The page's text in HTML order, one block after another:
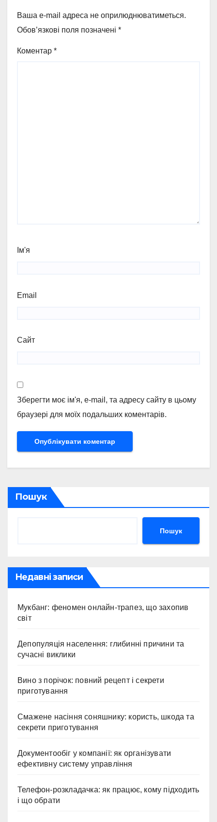
Ваша e-mail адреса не оприлюднюватиметься.
Обов’язкові поля позначені *
Коментар *
Ім'я
Email
Сайт
Зберегти моє ім'я, e-mail, та адресу сайту в цьому
браузері для моїх подальших коментарів.
Пошук
Пошук
Недавні записи
Мукбанг: феномен онлайн-трапез, що захопив
світ
Депопуляція населення: глибинні причини та
сучасні виклики
Вино з порічок: повний рецепт і секрети
приготування
Смажене насіння соняшнику: користь, шкода та
секрети приготування
Документообіг у компанії: як організувати
ефективну систему управління
Телефон-розкладачка: як працює, кому підходить
і що обрати